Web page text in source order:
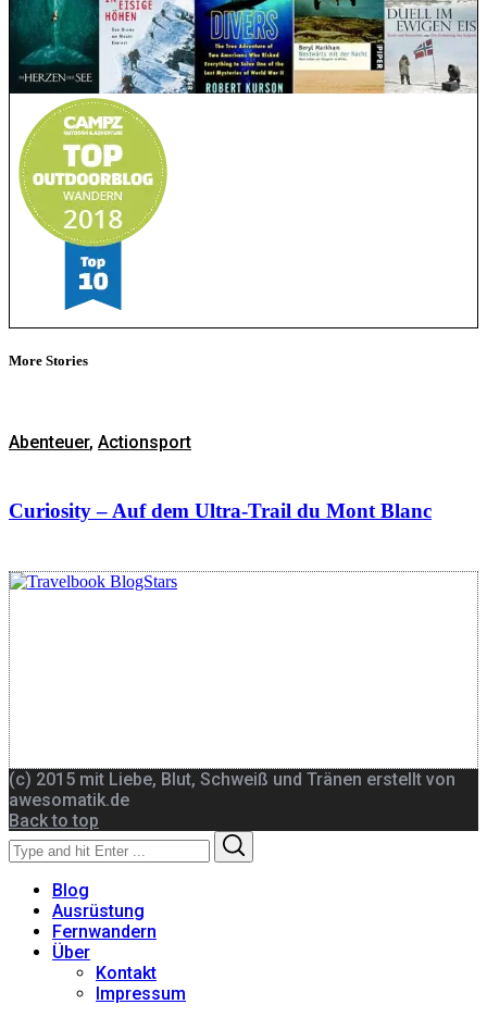
More Stories
Abenteuer, Actionsport
Curiosity – Auf dem Ultra-Trail du Mont Blanc
(c) 2015 mit Liebe, Blut, Schweiß und Tränen erstellt von
awesomatik.de
Back to top
Search
for:
Blog
Ausrüstung
Fernwandern
Über
Kontakt
Impressum